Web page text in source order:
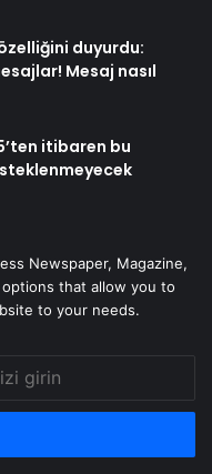
duyurdu:
Mesaj nasıl
itibaren bu
Newspaper, Magazine,
that allow you to
to your needs.